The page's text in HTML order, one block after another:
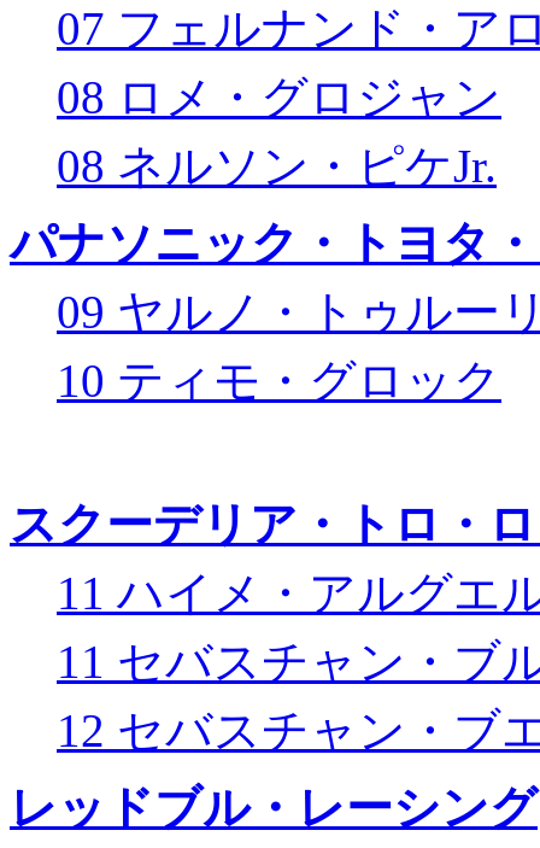
07 フェルナンド・ア
08 ロメ・グロジャン
08 ネルソン・ピケJr.
パナソニック・トヨタ
09 ヤルノ・トゥルー
10 ティモ・グロック
スクーデリア・トロ・
11 ハイメ・アルグエ
11 セバスチャン・ブ
12 セバスチャン・ブ
レッドブル・レーシング